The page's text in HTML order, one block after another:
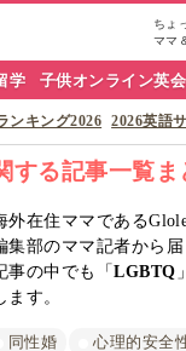
ちょ
ママ
学 子供オンライン英
ンキング2026 2026英語
する記事一覧ま
在住ママである
集部のママ記者から
事の中でも「LGBTQ
す。
同性婚 心理的安全